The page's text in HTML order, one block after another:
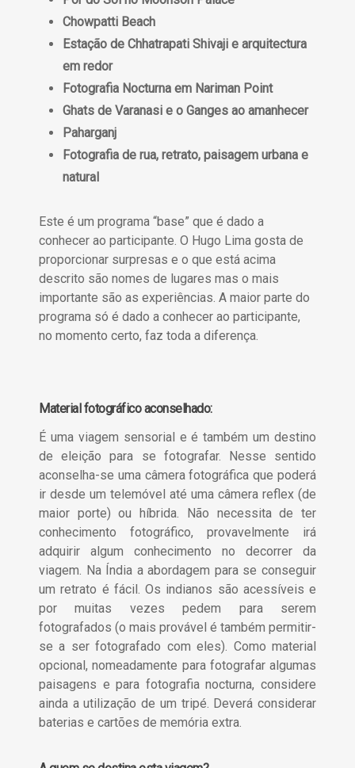
Chowpatti Beach
Estação de Chhatrapati Shivaji e arquitectura
em redor
Fotografia Nocturna em Nariman Point
Ghats de Varanasi e o Ganges ao amanhecer
Paharganj
Fotografia de rua, retrato, paisagem urbana e
natural
Este é um programa “base” que é dado a
conhecer ao participante. O Hugo Lima gosta de
proporcionar surpresas e o que está acima
descrito são nomes de lugares mas o mais
importante são as experiências. A maior parte do
programa só é dado a conhecer ao participante,
no momento certo, faz toda a diferença.
Material fotográfico aconselhado:
É uma viagem sensorial e é também um destino
de eleição para se fotografar. Nesse sentido
aconselha-se uma câmera fotográfica que poderá
ir desde um telemóvel até uma câmera reflex (de
maior porte) ou híbrida. Não necessita de ter
conhecimento fotográfico, provavelmente irá
adquirir algum conhecimento no decorrer da
viagem. Na Índia a abordagem para se conseguir
um retrato é fácil. Os indianos são acessíveis e
por muitas vezes pedem para serem
fotografados (o mais provável é também permitir-
se a ser fotografado com eles). Como material
opcional, nomeadamente para fotografar algumas
paisagens e para fotografia nocturna, considere
ainda a utilização de um tripé. Deverá considerar
baterias e cartões de memória extra.